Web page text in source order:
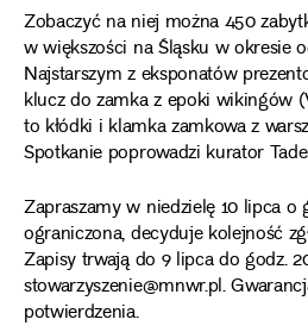
Zobaczyć na niej można 450
w większości na Śląsku w okresie
Najstarszym z eksponatów
klucz do zamka z epoki wikingów
to kłódki i klamka zamkowa z
Spotkanie poprowadzi kurator
Zapraszamy w niedzielę 10 lipca o
ograniczona, decyduje kolejność
Zapisy trwają do 9 lipca do godz.
stowarzyszenie@mnwr.pl.
potwierdzenia.